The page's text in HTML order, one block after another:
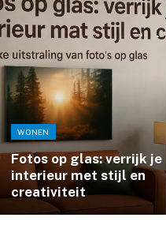
WONEN
Fotos op glas: verrijk je
interieur met stijl en
creativiteit